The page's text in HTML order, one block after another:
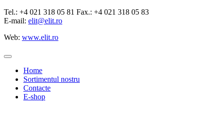
Tel.: +4 021 318 05 81 Fax.: +4 021 318 05 83
E-mail: elit@elit.ro
Web: www.elit.ro
Home
Sortimentul nostru
Contacte
E-shop